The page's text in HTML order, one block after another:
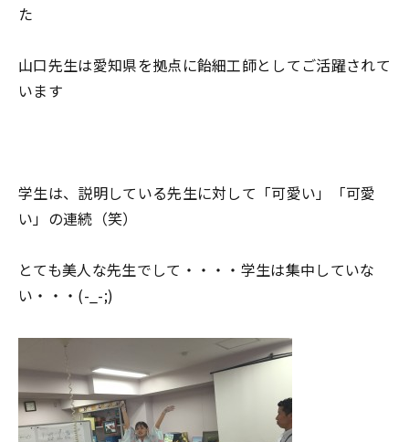
た
山口先生は愛知県を拠点に飴細工師としてご活躍されて
います
学生は、説明している先生に対して「可愛い」「可愛
い」の連続（笑）
とても美人な先生でして・・・・学生は集中していな
い・・・(-_-;)